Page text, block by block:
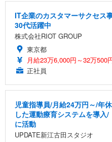
IT企業のカスタマーサクセス
30代活躍中
株式会社RIOT GROUP
東京都
月給23万6,000円～32万500
正社員
児童指導員/月給24万円～/年
した運動療育システムを導入
に活動
UPDATE新江古田スタジオ